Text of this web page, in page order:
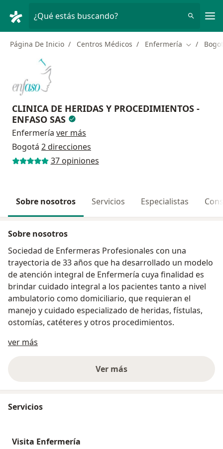
¿Qué estás buscando?
Página De Inicio Centros Médicos Enfermería Cambiar
CLINICA DE HERIDAS Y PROCEDIMIENTOS -
ENFASO SAS
Enfermería ver más
Bogotá 2 direcciones
37 opiniones
Sobre nosotros Servicios Especialistas
Sobre nosotros
Sociedad de Enfermeras Profesionales con una
trayectoria de 33 años que ha desarrollado un modelo
de atención integral de Enfermería cuya finalidad es
brindar cuidado integral a los pacientes tanto a nivel
ambulatorio como domiciliario, que requieran el
manejo y cuidado especializado de heridas, fístulas,
ostomías, catéteres y otros procedimientos.
ver más
Ver más
Servicios
Visita Enfermería